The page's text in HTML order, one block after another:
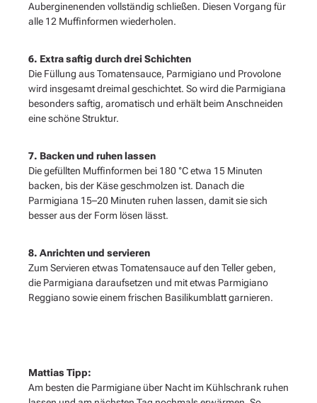
Auberginenenden vollständig schließen. Diesen Vorgang für
alle 12 Muffinformen wiederholen.
6. Extra saftig durch drei Schichten
Die Füllung aus Tomatensauce, Parmigiano und Provolone
wird insgesamt dreimal geschichtet. So wird die Parmigiana
besonders saftig, aromatisch und erhält beim Anschneiden
eine schöne Struktur.
7. Backen und ruhen lassen
Die gefüllten Muffinformen bei 180 °C etwa 15 Minuten
backen, bis der Käse geschmolzen ist. Danach die
Parmigiana 15–20 Minuten ruhen lassen, damit sie sich
besser aus der Form lösen lässt.
8. Anrichten und servieren
Zum Servieren etwas Tomatensauce auf den Teller geben,
die Parmigiana daraufsetzen und mit etwas Parmigiano
Reggiano sowie einem frischen Basilikumblatt garnieren.
Mattias Tipp:
Am besten die Parmigiane über Nacht im Kühlschrank ruhen